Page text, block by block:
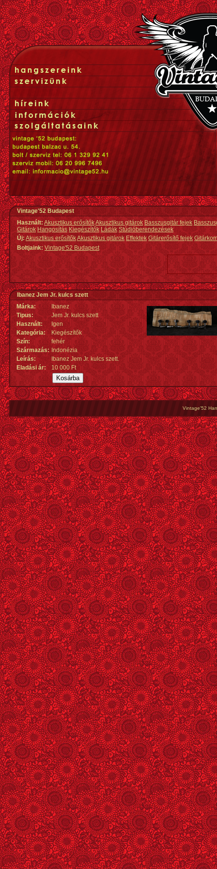
Vintage'52 Budapest
Használt: Akusztikus erősítőkAkusztikus gitárok Basszusgitár fejek
Gitárok Hangosítás Kiegészítők Ládák Stúdióberendezések
Új:Akusztikus erősítőkAkusztikus gitárok Effektek Gitárerősítő fejek
Boltjaink: Vintage'52 Budapest
Ibanez Jem Jr. kulcs szett
Márka:
Ibanez
Tipus:
Jem Jr. kulcs szett
Használt:
Igen
Kategória:
Kiegészítők
Szín:
fehér
Származás: Indonézia
Leírás:
Ibanez Jem Jr. kulcs szett.
Eladási ár:
10 000 Ft
Vintage'52